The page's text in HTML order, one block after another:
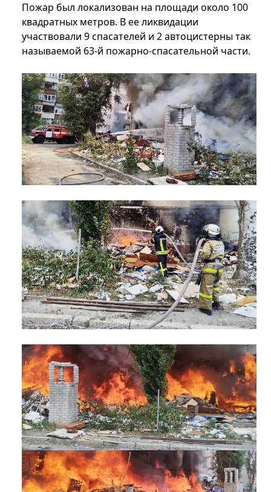
Пожар был локализован на площади около 100
квадратных метров. В ее ликвидации
участвовали 9 спасателей и 2 автоцистерны так
называемой 63-й пожарно-спасательной части.